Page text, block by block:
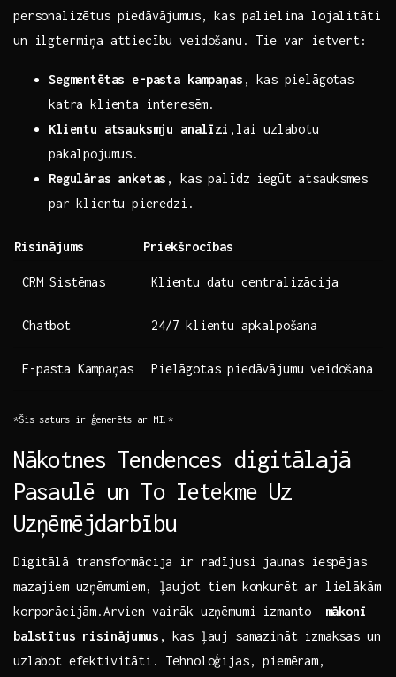
personalizētus piedāvājumus, ​kas‍ palielina lojalitāti
un ilgtermiņa ‌attiecību veidošanu. Tie‍ var⁤ ietvert:
Segmentētas e-pasta kampaņas , kas pielāgotas
‍katra klienta interesēm.
Klientu atsauksmju analīzi ,lai uzlabotu
pakalpojumus.
Regulāras anketas , kas palīdz iegūt atsauksmes⁣
par klientu⁤ pieredzi.
Risinājums Priekšrocības
CRM⁤ Sistēmas Klientu ‌datu centralizācija
Chatbot 24/7⁤ klientu apkalpošana
E-pasta Kampaņas Pielāgotas‍ piedāvājumu ⁤veidošana
*Šis saturs ir ģenerēts ar MI.*
Nākotnes Tendences digitālajā
Pasaulē un To Ietekme Uz
Uzņēmējdarbību
Digitālā ​transformācija ir ‍radījusi ⁢jaunas iespējas⁢
mazajiem uzņēmumiem,‌ ļaujot tiem konkurēt ar lielākām
​korporācijām.Arvien vairāk uzņēmumi ‌izmanto ⁤ mākonī
balstītus risinājumus , kas ‌ļauj ‌samazināt​ izmaksas un
uzlabot ‌efektivitāti. Tehnoloģijas,‍ piemēram,